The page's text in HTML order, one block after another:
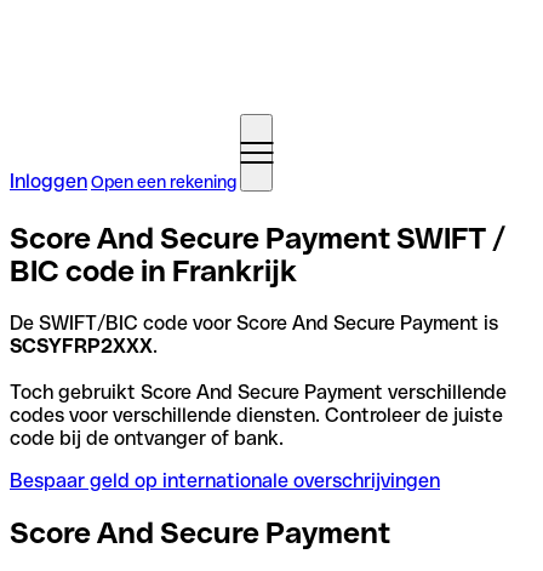
InloggenOpen een rekening
Score And Secure Payment SWIFT /
BIC code in Frankrijk
De SWIFT/BIC code voor Score And Secure Payment is
SCSYFRP2XXX.
Toch gebruikt Score And Secure Payment verschillende
codes voor verschillende diensten. Controleer de juiste
code bij de ontvanger of bank.
Bespaar geld op internationale overschrijvingen
Score And Secure Payment